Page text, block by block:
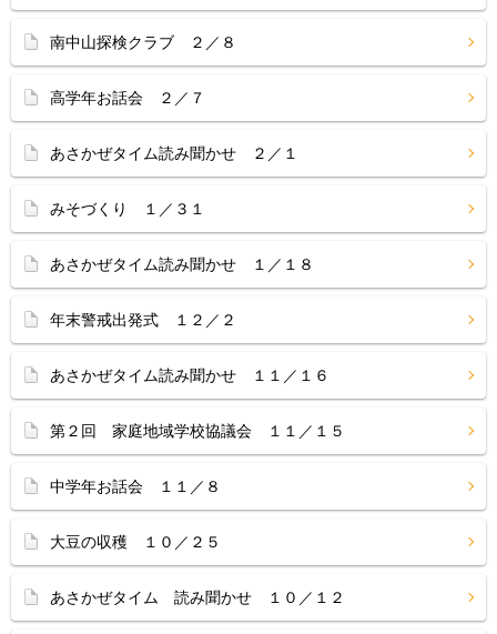
南中山探検クラブ ２／８
高学年お話会 ２／７
あさかぜタイム読み聞かせ ２／１
みそづくり １／３１
あさかぜタイム読み聞かせ １／１８
年末警戒出発式 １２／２
あさかぜタイム読み聞かせ １１／１６
第２回 家庭地域学校協議会 １１／１５
中学年お話会 １１／８
大豆の収穫 １０／２５
あさかぜタイム 読み聞かせ １０／１２